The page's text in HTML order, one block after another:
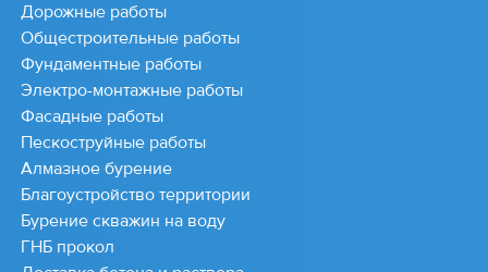
Дорожные работы
Общестроительные работы
Фундаментные работы
Электро-монтажные работы
Фасадные работы
Пескоструйные работы
Алмазное бурение
Благоустройство территории
Бурение скважин на воду
ГНБ прокол